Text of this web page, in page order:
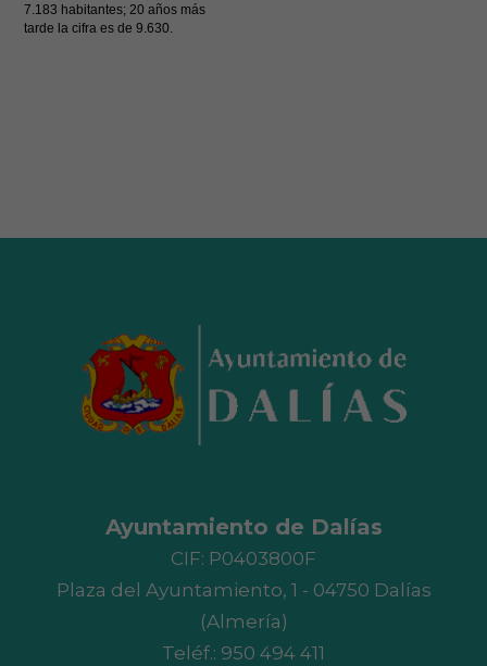
7.183 habitantes; 20 años más
tarde la cifra es de 9.630.
Ayuntamiento de Dalías
CIF: P0403800F
Plaza del Ayuntamiento, 1 - 04750 Dalías
(Almería)
Teléf.: 950 494 411